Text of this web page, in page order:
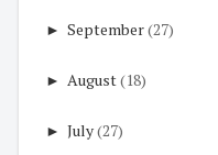
► September(27)
► August(18)
► July(27)